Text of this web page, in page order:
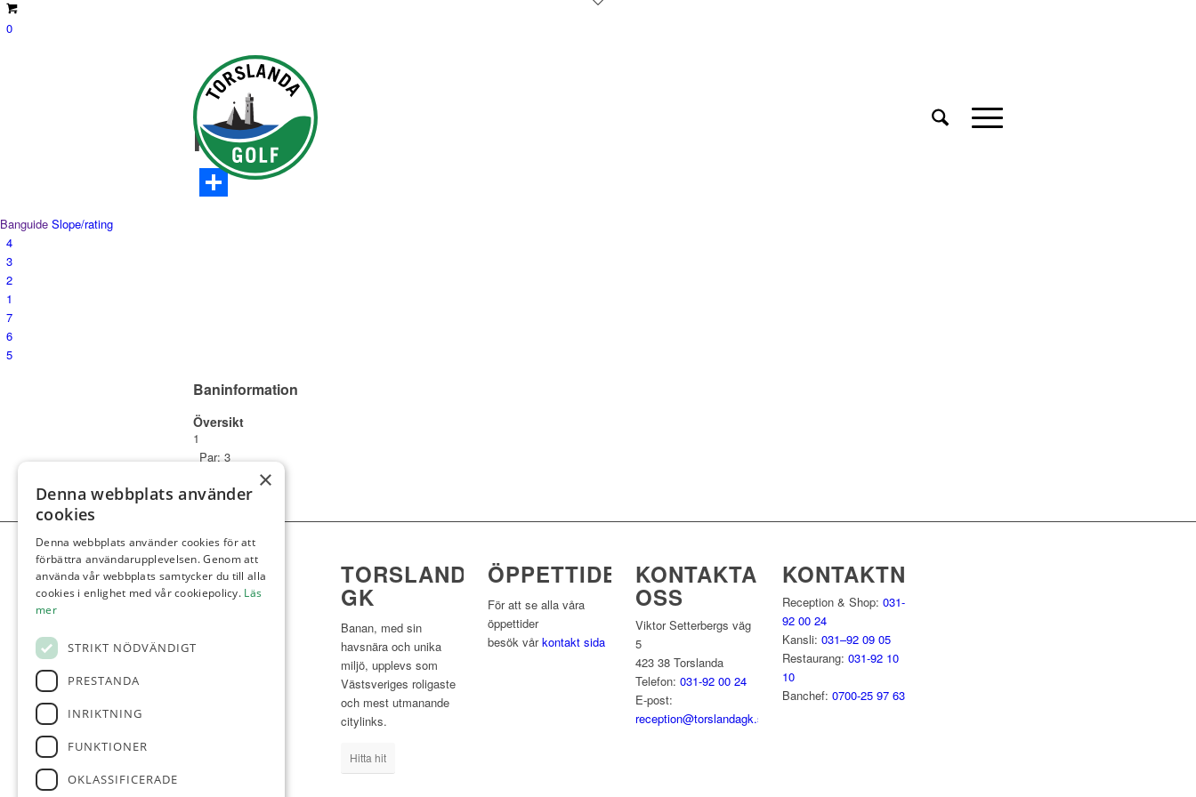
0
k4
Banguide Slope/rating
4
3
2
1
7
6
5
Baninformation
Översikt
1
Par: 3
Röd: 78
TORSLANDA
GK
Banan, med sin
havsnära och unika
miljö, upplevs som
Västsveriges roligaste
och mest utmanande
citylinks.
Hitta hit
ÖPPETTIDER
För att se alla våra
öppettider
besök vårkontakt sida
KONTAKTA
OSS
Viktor Setterbergs väg
5
423 38 Torslanda
Telefon: 031-92 00 24
E-post:
reception@torslandagk.se
KONTAKTNUMMER
Reception & Shop:031-
92 00 24
Kansli:031–92 09 05
Restaurang:031-92 10
10
Banchef:0700-25 97 63
×
Denna webbplats använder
cookies
Denna webbplats använder cookies för att
förbättra användarupplevelsen. Genom att
använda vår webbplats samtycker du till alla
cookies i enlighet med vår cookiepolicy. Läs
mer
STRIKT NÖDVÄNDIGT
PRESTANDA
INRIKTNING
FUNKTIONER
OKLASSIFICERADE